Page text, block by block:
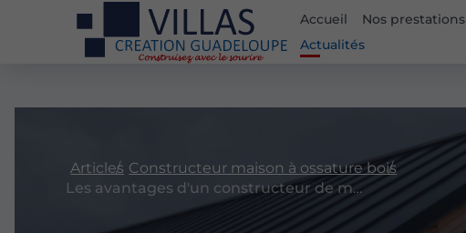
Accueil Nos prestations
Actualités
Articles Constructeur maison à ossature bois
Les avantages d'un constructeur de maison à ossature bois qualifié